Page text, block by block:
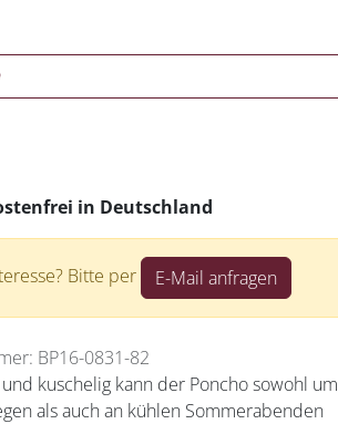
in Deutschland
Bitte per E-Mail anfragen
BP16-0831-82
kuschelig kann der Poncho sowohl um
als auch an kühlen Sommerabenden